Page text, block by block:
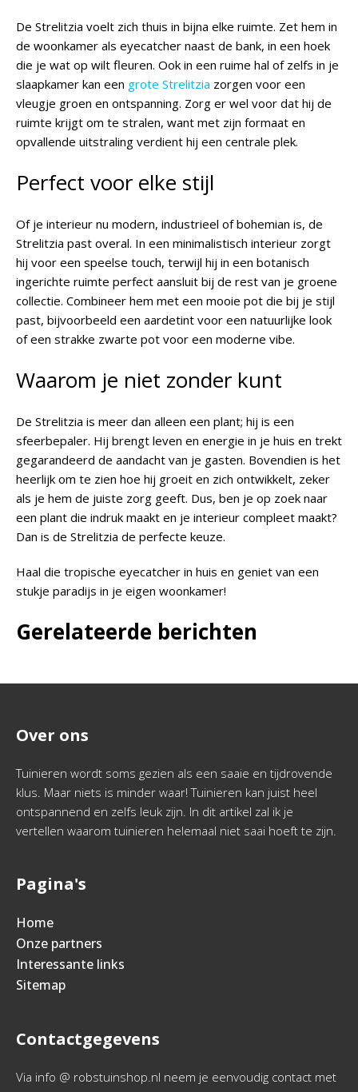
De Strelitzia voelt zich thuis in bijna elke ruimte. Zet hem in
de woonkamer als eyecatcher naast de bank, in een hoek
die je wat op wilt fleuren. Ook in een ruime hal of zelfs in je
slaapkamer kan een grote Strelitzia zorgen voor een
vleugje groen en ontspanning. Zorg er wel voor dat hij de
ruimte krijgt om te stralen, want met zijn formaat en
opvallende uitstraling verdient hij een centrale plek.
Perfect voor elke stijl
Of je interieur nu modern, industrieel of bohemian is, de
Strelitzia past overal. In een minimalistisch interieur zorgt
hij voor een speelse touch, terwijl hij in een botanisch
ingerichte ruimte perfect aansluit bij de rest van je groene
collectie. Combineer hem met een mooie pot die bij je stijl
past, bijvoorbeeld een aardetint voor een natuurlijke look
of een strakke zwarte pot voor een moderne vibe.
Waarom je niet zonder kunt
De Strelitzia is meer dan alleen een plant; hij is een
sfeerbepaler. Hij brengt leven en energie in je huis en trekt
gegarandeerd de aandacht van je gasten. Bovendien is het
heerlijk om te zien hoe hij groeit en zich ontwikkelt, zeker
als je hem de juiste zorg geeft. Dus, ben je op zoek naar
een plant die indruk maakt en je interieur compleet maakt?
Dan is de Strelitzia de perfecte keuze.
Haal die tropische eyecatcher in huis en geniet van een
stukje paradijs in je eigen woonkamer!
Gerelateerde berichten
Over ons
Tuinieren wordt soms gezien als een saaie en tijdrovende
klus. Maar niets is minder waar! Tuinieren kan juist heel
ontspannend en zelfs leuk zijn. In dit artikel zal ik je
vertellen waarom tuinieren helemaal niet saai hoeft te zijn.
Pagina's
Home
Onze partners
Interessante links
Sitemap
Contactgegevens
Via info @ robstuinshop.nl neem je eenvoudig contact met